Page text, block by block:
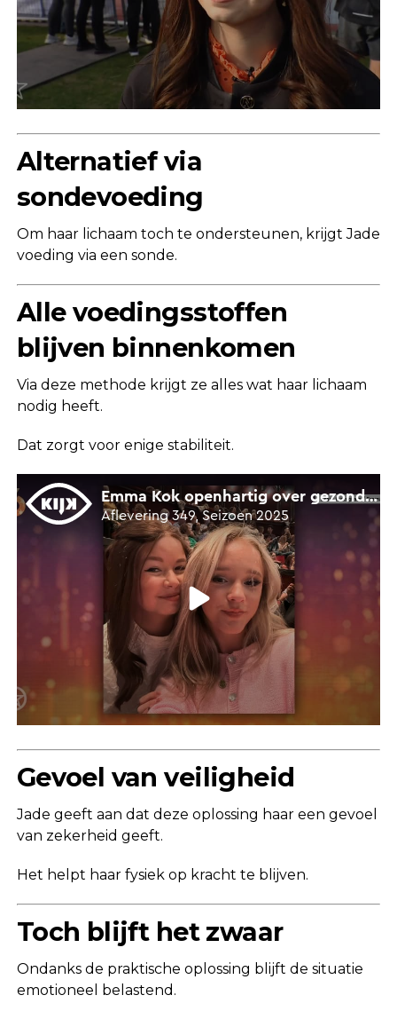
Alternatief via
sondevoeding
Om haar lichaam toch te ondersteunen, krijgt Jade
voeding via een sonde.
Alle voedingsstoffen
blijven binnenkomen
Via deze methode krijgt ze alles wat haar lichaam
nodig heeft.
Dat zorgt voor enige stabiliteit.
Gevoel van veiligheid
Jade geeft aan dat deze oplossing haar een gevoel
van zekerheid geeft.
Het helpt haar fysiek op kracht te blijven.
Toch blijft het zwaar
Ondanks de praktische oplossing blijft de situatie
emotioneel belastend.